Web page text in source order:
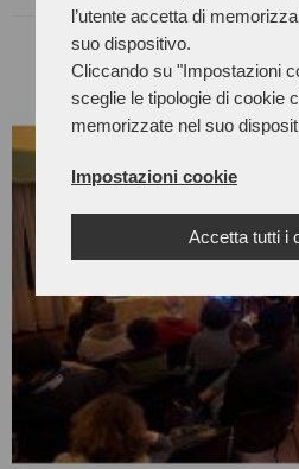
l’utente accetta di
suo dispositivo.
Cliccando su "Impostazioni
sceglie le tipologie di cookie
memorizzate nel suo
Impostazioni cookie
Accetta tutti i